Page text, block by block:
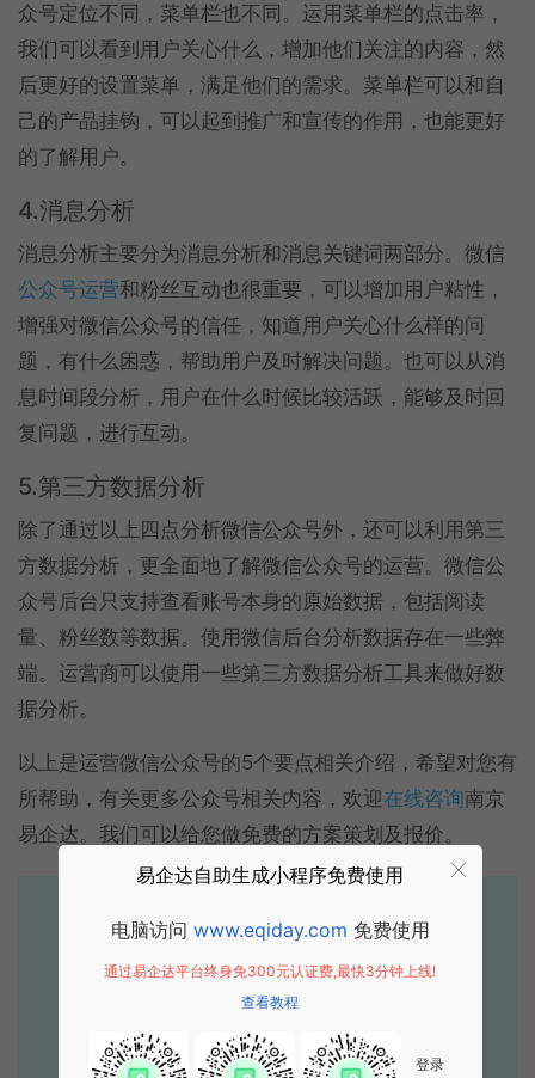
众号定位不同，菜单栏也不同。运用菜单栏的点击率，
我们可以看到用户关心什么，增加他们关注的内容，然
后更好的设置菜单，满足他们的需求。菜单栏可以和自
己的产品挂钩，可以起到推广和宣传的作用，也能更好
的了解用户。
4.消息分析
消息分析主要分为消息分析和消息关键词两部分。微信
公众号运营和粉丝互动也很重要，可以增加用户粘性，
增强对微信公众号的信任，知道用户关心什么样的问
题，有什么困惑，帮助用户及时解决问题。也可以从消
息时间段分析，用户在什么时候比较活跃，能够及时回
复问题，进行互动。
5.第三方数据分析
除了通过以上四点分析微信公众号外，还可以利用第三
方数据分析，更全面地了解微信公众号的运营。微信公
众号后台只支持查看账号本身的原始数据，包括阅读
量、粉丝数等数据。使用微信后台分析数据存在一些弊
端。运营商可以使用一些第三方数据分析工具来做好数
据分析。
以上是运营微信公众号的5个要点相关介绍，希望对您有
所帮助，有关更多公众号相关内容，欢迎在线咨询南京
易企达。我们可以给您做免费的方案策划及报价。
易企达10年行业沉淀！
立即拨打电话享优惠
400-885-7836
易企达自助生成小程序免费使用
电脑访问 www.eqiday.com 免费使用
通过易企达平台终身免300元认证费,最快3分钟上线!
查看教程
登录